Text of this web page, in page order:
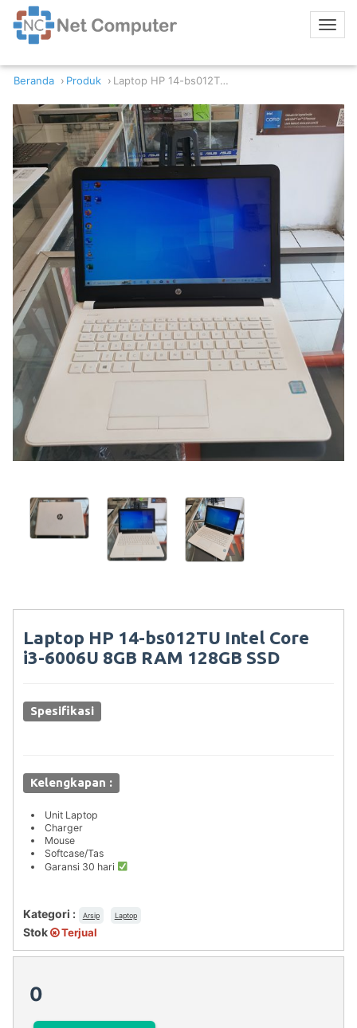
Beranda Produk Laptop HP 14-bs012TU Intel Core i3-6006U 8GB RAM 128GB SSD
Laptop HP 14-bs012TU Intel Core
i3-6006U 8GB RAM 128GB SSD
Spesifikasi
Kelengkapan :
Unit Laptop
Charger
Mouse
Softcase/Tas
Garansi 30 hari
Kategori : Arsip Laptop
Stok Terjual
0